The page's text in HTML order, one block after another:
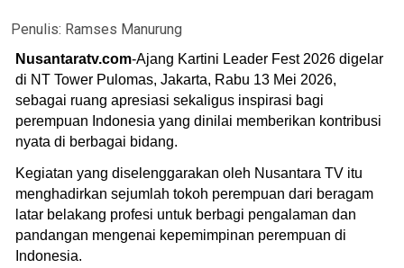
Penulis: Ramses Manurung
Nusantaratv.com-Ajang Kartini Leader Fest 2026 digelar
di NT Tower Pulomas, Jakarta, Rabu 13 Mei 2026,
sebagai ruang apresiasi sekaligus inspirasi bagi
perempuan Indonesia yang dinilai memberikan kontribusi
nyata di berbagai bidang.
Kegiatan yang diselenggarakan oleh Nusantara TV itu
menghadirkan sejumlah tokoh perempuan dari beragam
latar belakang profesi untuk berbagi pengalaman dan
pandangan mengenai kepemimpinan perempuan di
Indonesia.